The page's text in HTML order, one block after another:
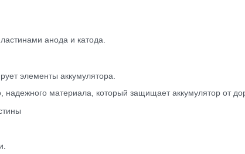
анода и катода.
элементы аккумулятора.
надежного материала, который защищает аккумулятор от